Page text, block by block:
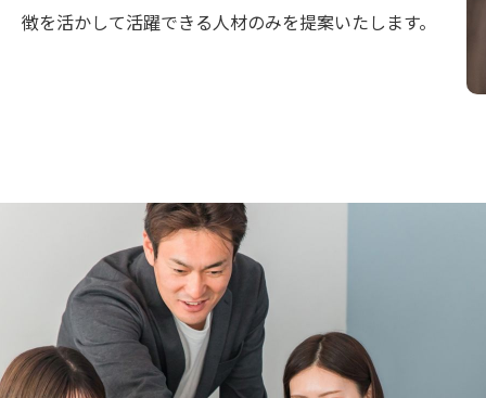
徴を活かして活躍できる人材のみを提案いたします。